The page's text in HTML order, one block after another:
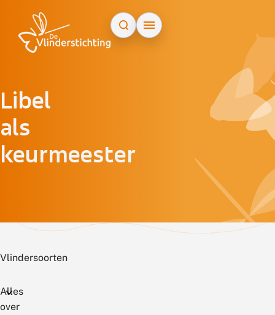
Libel
als
keurmeester
Vlindersoorten
Alles
over